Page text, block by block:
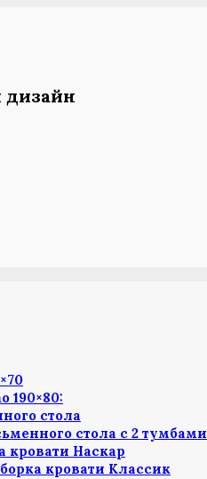
дизайн
190×80:
стола
стола с 2 тумбами
кровати Наскар
кровати Классик